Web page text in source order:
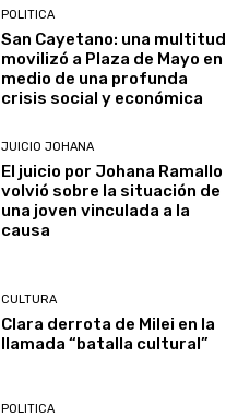
POLITICA
San Cayetano: una multitud
movilizó a Plaza de Mayo en
medio de una profunda
crisis social y económica
JUICIO JOHANA
El juicio por Johana Ramallo
volvió sobre la situación de
una joven vinculada a la
causa
CULTURA
Clara derrota de Milei en la
llamada “batalla cultural”
POLITICA